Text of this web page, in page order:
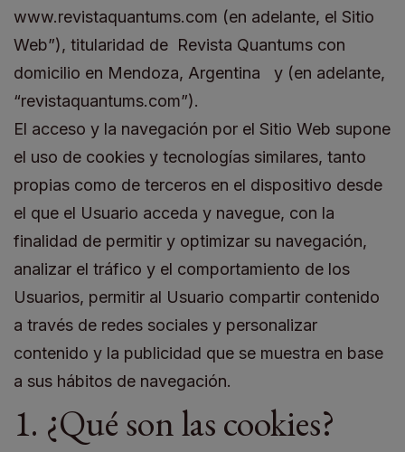
www.revistaquantums.com (en adelante, el Sitio
Web”), titularidad de Revista Quantums con
domicilio en Mendoza, Argentina y (en adelante,
“revistaquantums.com”).
El acceso y la navegación por el Sitio Web supone
el uso de cookies y tecnologías similares, tanto
propias como de terceros en el dispositivo desde
el que el Usuario acceda y navegue, con la
finalidad de permitir y optimizar su navegación,
analizar el tráfico y el comportamiento de los
Usuarios, permitir al Usuario compartir contenido
a través de redes sociales y personalizar
contenido y la publicidad que se muestra en base
a sus hábitos de navegación.
1. ¿Qué son las cookies?